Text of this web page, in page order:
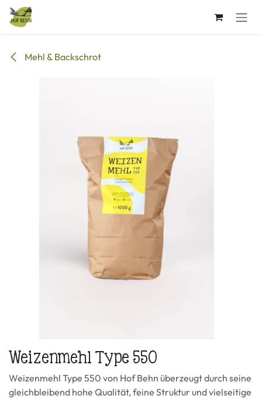
Zum Inhalt springen
Mehl & Backschrot
Weizenmehl Type 550
Weizenmehl Type 550 von Hof Behn überzeugt durch seine
gleichbleibend hohe Qualität, feine Struktur und vielseitige